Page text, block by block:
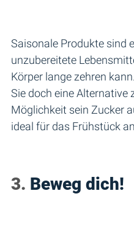
Saisonale Produkte sind
unzubereitete
Körper lange zehren
Sie doch eine
Möglichkeit sein Zucker
ideal für das Frühstück
3. Beweg dich!